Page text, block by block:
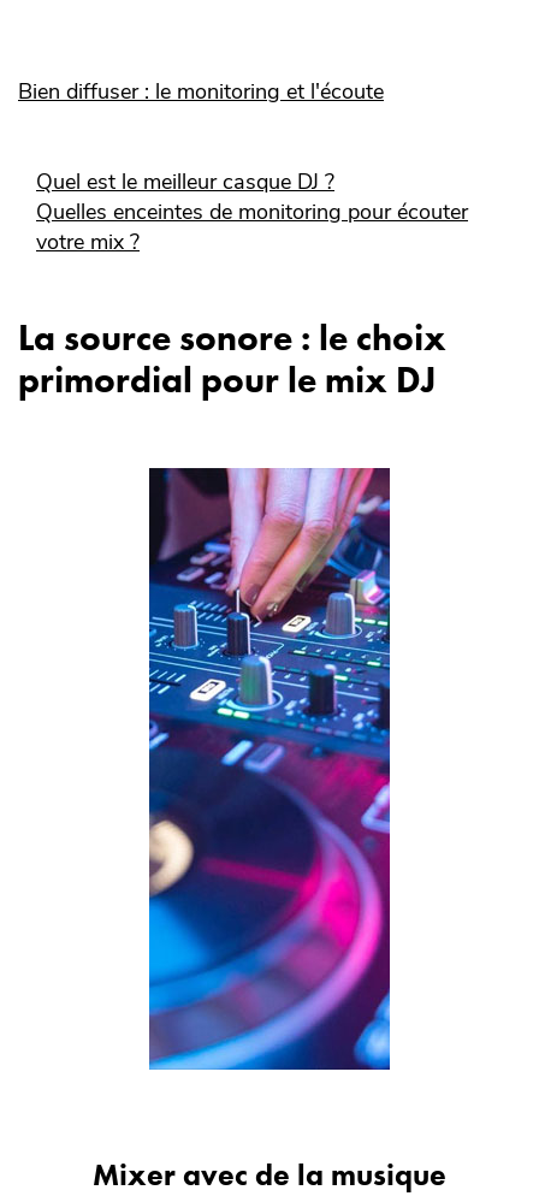
Bien diffuser : le monitoring et l'écoute
Quel est le meilleur casque DJ ?
Quelles enceintes de monitoring pour écouter
votre mix ?
La source sonore : le choix
primordial pour le mix DJ
Mixer avec de la musique